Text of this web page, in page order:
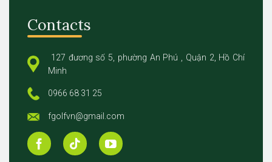
Contacts
127 đương số 5, phường An Phú , Quận 2, Hồ Chí
Minh
0966 68 31 25
fgolfvn@gmail.com